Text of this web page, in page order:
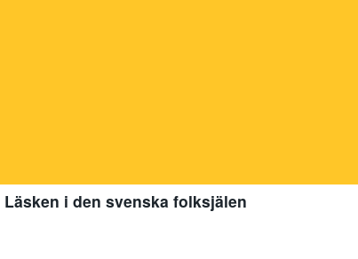
Läsken i den svenska folksjälen